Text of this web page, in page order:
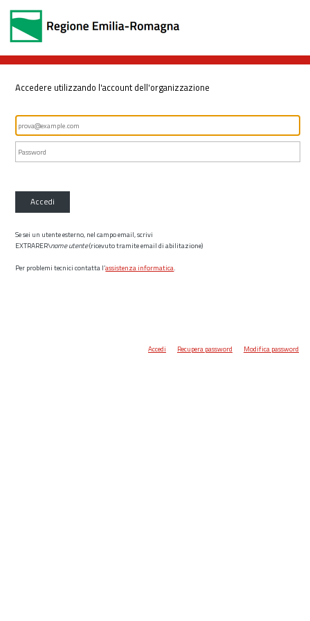
Accedere utilizzando l'account dell'organizzazione
Accedi
Se sei un utente esterno, nel campo email, scrivi
EXTRARER\nome utente(ricevuto tramite email di abilitazione)
Per problemi tecnici contatta l’assistenza informatica.
Accedi Recupera password Modifica password